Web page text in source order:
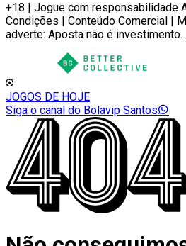
+18 | Jogue com responsabilidade
Condições | Conteúdo Comercial |
adverte: Aposta não é investimento.
JOGOS DE HOJE
Siga o canal do Bolavip Santos